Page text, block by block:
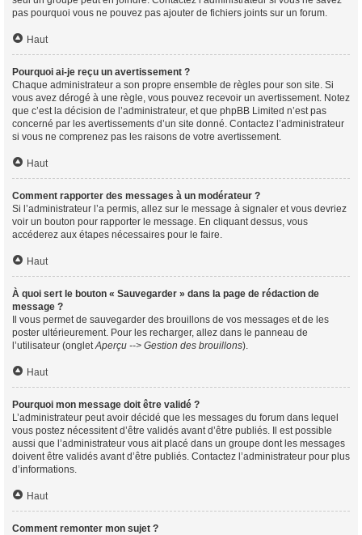
pas pourquoi vous ne pouvez pas ajouter de fichiers joints sur un forum.
Haut
Pourquoi ai-je reçu un avertissement ?
Chaque administrateur a son propre ensemble de règles pour son site. Si
vous avez dérogé à une règle, vous pouvez recevoir un avertissement. Notez
que c’est la décision de l’administrateur, et que phpBB Limited n’est pas
concerné par les avertissements d’un site donné. Contactez l’administrateur
si vous ne comprenez pas les raisons de votre avertissement.
Haut
Comment rapporter des messages à un modérateur ?
Si l’administrateur l’a permis, allez sur le message à signaler et vous devriez
voir un bouton pour rapporter le message. En cliquant dessus, vous
accéderez aux étapes nécessaires pour le faire.
Haut
À quoi sert le bouton « Sauvegarder » dans la page de rédaction de
message ?
Il vous permet de sauvegarder des brouillons de vos messages et de les
poster ultérieurement. Pour les recharger, allez dans le panneau de
l’utilisateur (ongletAperçu --> Gestion des brouillons).
Haut
Pourquoi mon message doit être validé ?
L’administrateur peut avoir décidé que les messages du forum dans lequel
vous postez nécessitent d’être validés avant d’être publiés. Il est possible
aussi que l’administrateur vous ait placé dans un groupe dont les messages
doivent être validés avant d’être publiés. Contactez l’administrateur pour plus
d’informations.
Haut
Comment remonter mon sujet ?